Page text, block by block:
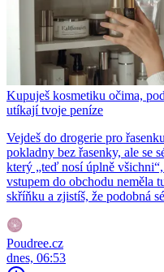
Kupuješ kosmetiku očima,
utíkají tvoje peníze
Vejdeš do drogerie pro
pokladny bez řasenky, ale se
který „teď nosí úplně
vstupem do obchodu neměla
skříňku a zjistíš, že podobná
Poudree.cz
dnes, 06:53